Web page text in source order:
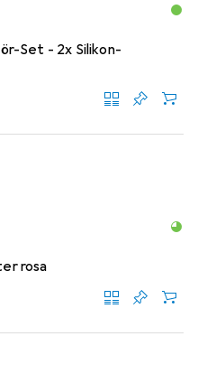
Set - 2x Silikon-
rosa